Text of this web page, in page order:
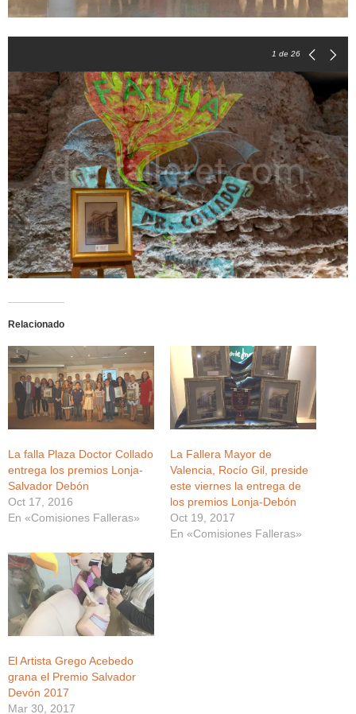
1 de 26
Relacionado
La falla Plaza Doctor Collado
entrega los premios Lonja-
Salvador Debón
Oct 17, 2016
En «Comisiones Falleras»
La Fallera Mayor de
Valencia, Rocío Gil, preside
este viernes la entrega de
los premios Lonja-Debón
Oct 19, 2017
En «Comisiones Falleras»
El Artista Grego Acebedo
grana el Premio Salvador
Devón 2017
Mar 30, 2017